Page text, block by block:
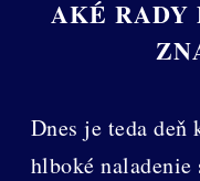
AKÉ RADY
Dnes je teda deň
hlboké